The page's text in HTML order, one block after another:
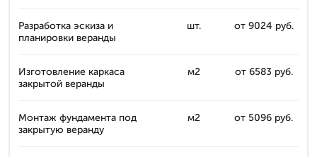
Разработка эскиза и
планировки веранды
шт. от 9024 руб.
Изготовление каркаса
закрытой веранды
м2 от 6583 руб.
Монтаж фундамента под
закрытую веранду
м2 от 5096 руб.